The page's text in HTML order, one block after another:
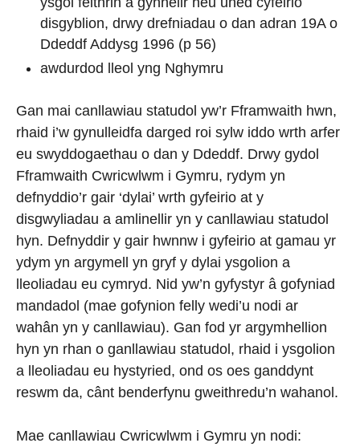
disgyblion, drwy drefniadau o dan adran 19A o
Ddeddf Addysg 1996 (p 56)
awdurdod lleol yng Nghymru
Gan mai canllawiau statudol yw’r Fframwaith hwn,
rhaid i’w gynulleidfa darged roi sylw iddo wrth arfer
eu swyddogaethau o dan y Ddeddf. Drwy gydol
Fframwaith Cwricwlwm i Gymru, rydym yn
defnyddio’r gair ‘dylai’ wrth gyfeirio at y
disgwyliadau a amlinellir yn y canllawiau statudol
hyn. Defnyddir y gair hwnnw i gyfeirio at gamau yr
ydym yn argymell yn gryf y dylai ysgolion a
lleoliadau eu cymryd. Nid yw’n gyfystyr â gofyniad
mandadol (mae gofynion felly wedi’u nodi ar
wahân yn y canllawiau). Gan fod yr argymhellion
hyn yn rhan o ganllawiau statudol, rhaid i ysgolion
a lleoliadau eu hystyried, ond os oes ganddynt
reswm da, cânt benderfynu gweithredu’n wahanol.
Mae canllawiau Cwricwlwm i Gymru yn nodi: